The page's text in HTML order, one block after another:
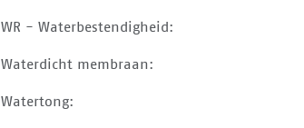
WR - Waterbestendigheid:
Waterdicht membraan:
Watertong: